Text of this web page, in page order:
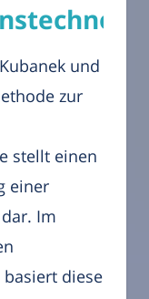
und
zur
stellt einen
einer
Im
diese